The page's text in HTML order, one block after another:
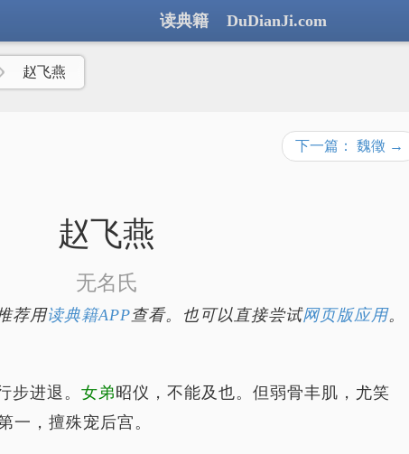
读典籍 DuDianJi.com
赵飞燕
下一篇： 魏徵 →
赵飞燕
无名氏
荐用读典籍APP查看。也可以直接尝试网页版应用。
步进退。 女弟昭仪，不能及也。但弱骨丰肌，尤笑
一，擅殊宠后宫。